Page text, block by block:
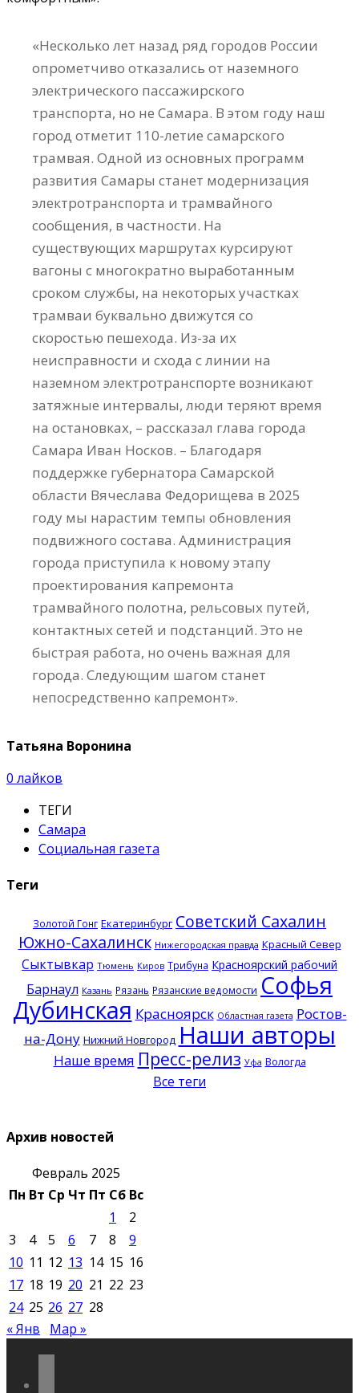
«Несколько лет назад ряд городов России
опрометчиво отказались от наземного
электрического пассажирского
транспорта, но не Самара. В этом году наш
город отметит 110-летие самарского
трамвая. Одной из основных программ
развития Самары станет модернизация
электротранспорта и трамвайного
сообщения, в частности. На
существующих маршрутах курсируют
вагоны с многократно выработанным
сроком службы, на некоторых участках
трамваи буквально движутся со
скоростью пешехода. Из-за их
неисправности и схода с линии на
наземном электротранспорте возникают
затяжные интервалы, люди теряют время
на остановках, – рассказал глава города
Самара Иван Носков. – Благодаря
поддержке губернатора Самарской
области Вячеслава Федорищева в 2025
году мы нарастим темпы обновления
подвижного состава. Администрация
города приступила к новому этапу
проектирования капремонта
трамвайного полотна, рельсовых путей,
контактных сетей и подстанций. Это не
быстрая работа, но очень важная для
города. Следующим шагом станет
непосредственно капремонт».
Татьяна Воронина
0 лайков
ТЕГИ
Самара
Социальная газета
Теги
Золотой Гонг Екатеринбург Советский Сахалин
Южно-Сахалинск Нижегородская правда Красный Север
Сыктывкар Тюмень Киров Трибуна Красноярский рабочий
Барнаул Казань Рязань Рязанские ведомости Софья
Дубинская Красноярск Областная газета Ростов-
на-Дону Нижний Новгород Наши авторы
Наше время Пресс-релиз Уфа Вологда
Все теги
Архив новостей
Февраль 2025
Пн Вт Ср Чт Пт Сб Вс
1
2
3
4 5 6 7 8
9
10 11 12 13 14 15 16
17 18 19 20 21 22 23
24 25 26 27 28
« Янв
Мар »